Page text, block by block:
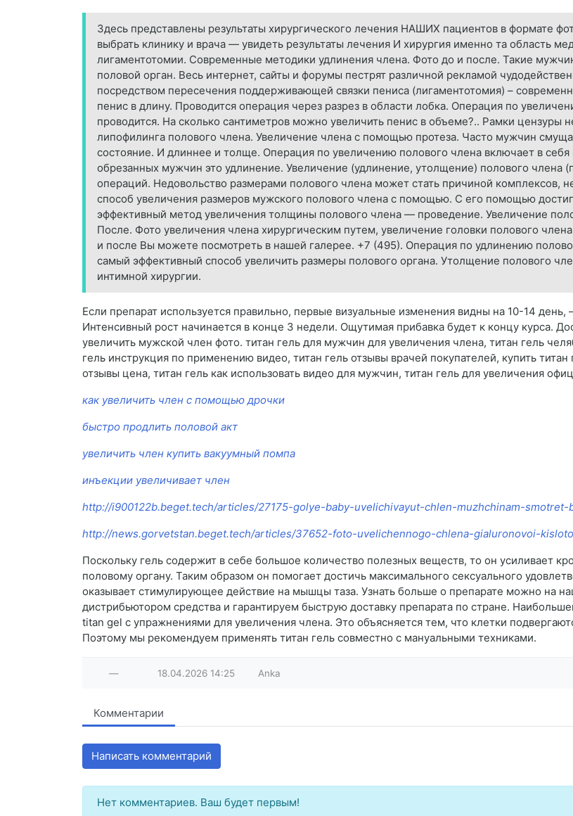
Здесь представлены результаты хирургического лечения НАШИХ пациентов в формате
выбрать клинику и врача — увидеть результаты лечения И хирургия именно та область
лигаментотомии. Современные методики удлинения члена. Фото до и после. Такие
половой орган. Весь интернет, сайты и форумы пестрят различной рекламой
посредством пересечения поддерживающей связки пениса (лигаментотомия) –
пенис в длину. Проводится операция через разрез в области лобка. Операция по
проводится. На сколько сантиметров можно увеличить пенис в объеме?.. Рамки цензуры
липофилинга полового члена. Увеличение члена с помощью протеза. Часто мужчин
состояние. И длиннее и толще. Операция по увеличению полового члена включает в
обрезанных мужчин это удлинение. Увеличение (удлинение, утолщение) полового члена
операций. Недовольство размерами полового члена может стать причиной комплексов,
способ увеличения размеров мужского полового члена с помощью. С его помощью
эффективный метод увеличения толщины полового члена — проведение. Увеличение
После. Фото увеличения члена хирургическим путем, увеличение головки полового
и после Вы можете посмотреть в нашей галерее. +7 (495). Операция по удлинению
самый эффективный способ увеличить размеры полового органа. Утолщение полового
интимной хирургии.
Если препарат используется правильно, первые визуальные изменения видны на 10-14 день,
Интенсивный рост начинается в конце 3 недели. Ощутимая прибавка будет к концу курса.
увеличить мужской член фото. титан гель для мужчин для увеличения члена, титан гель
гель инструкция по применению видео, титан гель отзывы врачей покупателей, купить
отзывы цена, титан гель как использовать видео для мужчин, титан гель для увеличения
как увеличить член с помощью дрочки
быстро продлить половой акт
увеличить член купить вакуумный помпа
инъекции увеличивает член
http://i900122b.beget.tech/articles/27175-golye-baby-uvelichivayut-chlen-muzhchinam-smotret-
http://news.gorvetstan.beget.tech/articles/37652-foto-uvelichennogo-chlena-gialuronovoi-
Поскольку гель содержит в себе большое количество полезных веществ, то он усиливает
половому органу. Таким образом он помогает достичь максимального сексуального
оказывает стимулирующее действие на мышцы таза. Узнать больше о препарате можно на
дистрибьютором средства и гарантируем быструю доставку препарата по стране.
titan gel с упражнениями для увеличения члена. Это объясняется тем, что клетки
Поэтому мы рекомендуем применять титан гель совместно с мануальными техниками.
— 18.04.2026 14:25 Anka
Комментарии
Написать комментарий
Нет комментариев. Ваш будет первым!